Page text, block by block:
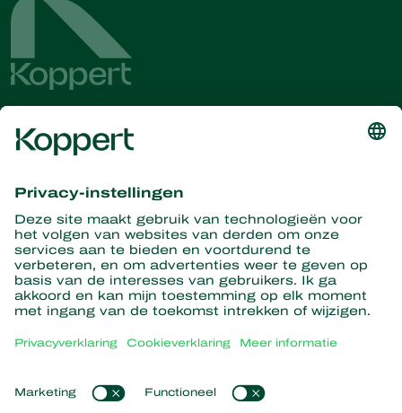
Ontvang het laatste nieuws en
informatie
Hier aanmelden
Partners with Nature
Roofmijten
Roofinsecten
Nuttige nematoden
Nuttige micro-organismen
Nieuws en informatie
Populaire links